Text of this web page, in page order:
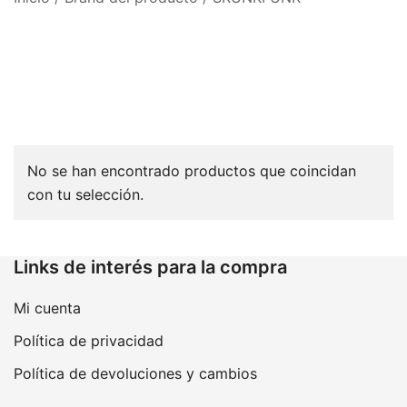
No se han encontrado productos que coincidan
con tu selección.
Links de interés para la compra
Mi cuenta
Política de privacidad
Política de devoluciones y cambios